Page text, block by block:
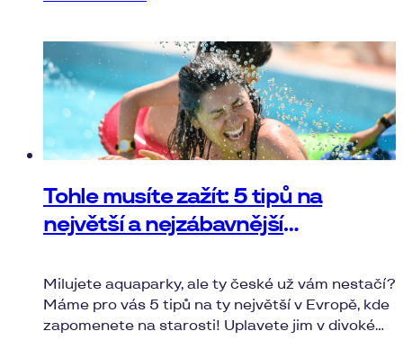
Tohle musíte zažít: 5 tipů na
největší a nejzábavnější
Milujete aquaparky, ale ty české už vám nestačí?
Máme pro vás 5 tipů na ty největší v Evropě, kde
zapomenete na starosti! Uplavete jim v divoké